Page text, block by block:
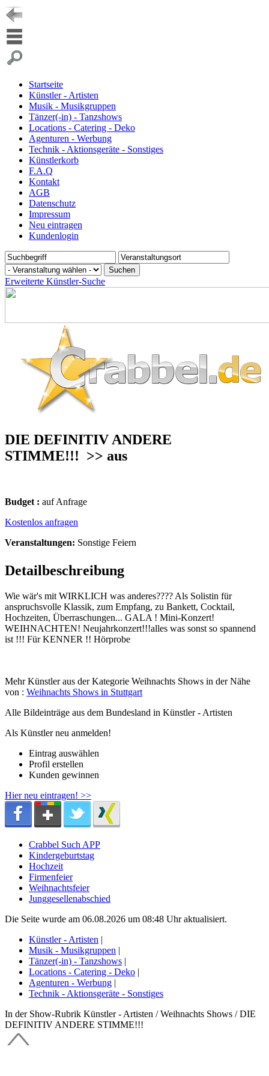
Startseite
Künstler - Artisten
Musik - Musikgruppen
Tänzer(-in) - Tanzshows
Locations - Catering - Deko
Agenturen - Werbung
Technik - Aktionsgeräte - Sonstiges
Künstlerkorb
F.A.Q
Kontakt
AGB
Datenschutz
Impressum
Neu eintragen
Kundenlogin
Erweiterte Künstler-Suche
DIE DEFINITIV ANDERE
STIMME!!! >> aus
Budget : auf Anfrage
Kostenlos anfragen
Veranstaltungen: Sonstige Feiern
Detailbeschreibung
Wie wär's mit WIRKLICH was anderes???? Als Solistin für
anspruchsvolle Klassik, zum Empfang, zu Bankett, Cocktail,
Hochzeiten, Überraschungen... GALA ! Mini-Konzert!
WEIHNACHTEN! Neujahrkonzert!!!alles was sonst so spannend
ist !!! Für KENNER !! Hörprobe
Mehr Künstler aus der Kategorie Weihnachts Shows in der Nähe
von : Weihnachts Shows in Stuttgart
Alle Bildeinträge aus dem Bundesland in Künstler - Artisten
Als Künstler neu anmelden!
Eintrag auswählen
Profil erstellen
Kunden gewinnen
Hier neu eintragen! >>
Crabbel Such APP
Kindergeburtstag
Hochzeit
Firmenfeier
Weihnachtsfeier
Junggesellenabschied
Die Seite wurde am 06.08.2026 um 08:48 Uhr aktualisiert.
Künstler - Artisten |
Musik - Musikgruppen |
Tänzer(-in) - Tanzshows |
Locations - Catering - Deko |
Agenturen - Werbung |
Technik - Aktionsgeräte - Sonstiges
In der Show-Rubrik Künstler - Artisten / Weihnachts Shows / DIE
DEFINITIV ANDERE STIMME!!!